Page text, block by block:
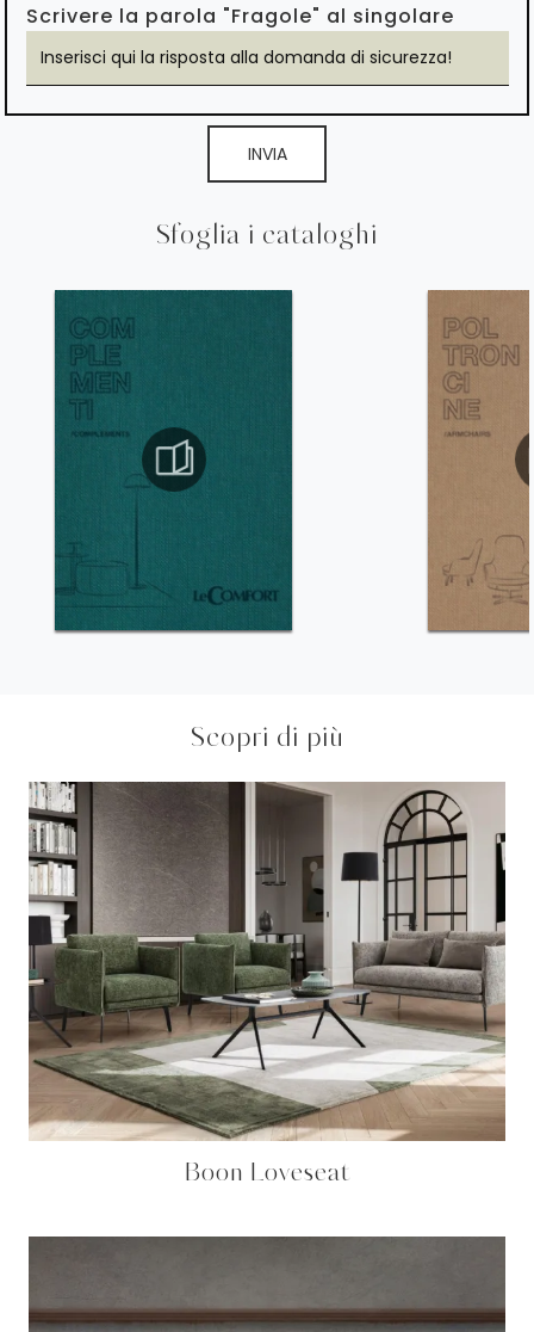
Sfoglia i cataloghi
Scrivere la parola "Fragole" al singolare
INVIA
Scopri di più
Boon Loveseat